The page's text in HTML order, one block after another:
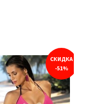
СКИДКА
-51%